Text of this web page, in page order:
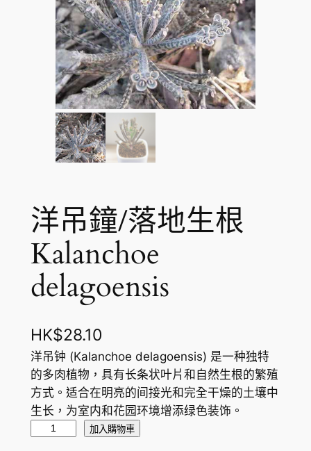
洋吊鐘/落地生根
Kalanchoe
delagoensis
HK$28.10
洋吊钟 (Kalanchoe delagoensis) 是一种独特
的多肉植物，具有长条状叶片和自然生根的繁殖
方式。适合在明亮的间接光和完全干燥的土壤中
生长，为室内和花园环境增添绿色装饰。
加入購物車